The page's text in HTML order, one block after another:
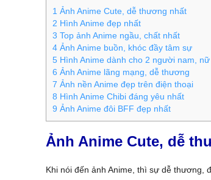
1 Ảnh Anime Cute, dễ thương nhất
2 Hình Anime đẹp nhất
3 Top ảnh Anime ngầu, chất nhất
4 Ảnh Anime buồn, khóc đầy tâm sự
5 Hình Anime dành cho 2 người nam, nữ
6 Ảnh Anime lãng mạng, dễ thương
7 Ảnh nền Anime đẹp trên điện thoại
8 Hình Anime Chibi đáng yêu nhất
9 Ảnh Anime đôi BFF đẹp nhất
Ảnh Anime Cute, dễ
Khi nói đến ảnh Anime, thì sự dễ